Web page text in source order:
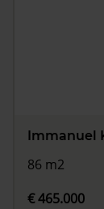
Immanuel
86 m2
€ 465.000